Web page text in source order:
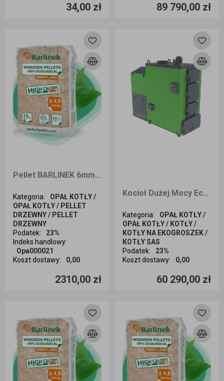
34,00 zł 89 790,00 zł
Pellet BARLINEK 6mm 990kg dostawa Śląsk
Kategoria:
OPAŁ KOTŁY /
OPAŁ KOTŁY / PELLET
DRZEWNY / PELLET
DRZEWNY
Podatek:
23%
Indeks handlowy:
Opa000021
Koszt dostawy: 0,00
2310,00 zł
Ilość sztuk
Kocioł Dużej Mocy EcoDesign ECO-PELL 100kW na węgiel kamienny
Kategoria:
OPAŁ KOTŁY /
OPAŁ KOTŁY / KOTŁY /
KOTŁY NA EKOGROSZEK /
KOTŁY SAS
Podatek:
23%
Koszt dostawy: 0,00
60 290,00 zł
Ilość sztuk